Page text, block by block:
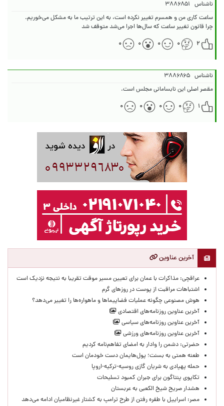
ناشناس ۳۸۸۶۸۵۱
چرا قانون تغییر ساعت که سال‌ها اجرا می‌شد متوقف شد
۲
۰ ۰ ۰ ۰
ناشناس ۳۸۸۶۸۶۵
مقصر اصلی این نابسامانی مجلس است.
۱
۰ ۰ ۰ ۰
آخرین عناوین
عراقچی: مذاکرات با عمان برای تعیین مسیر موقت تقریبا به نتیجه نزدیک است
اشتباهات مراقبت از پوست در روزهای گرم
هوش مصنوعی چگونه عملیات فضاپیماها و ماهواره‌ها را تغییر می‌دهد؟
آخرین عناوین روزنامه‌های اقتصادی
آخرین عناوین روزنامه‌های سیاسی
آخرین عناوین روزنامه‌های ورزشی
حضرتی: دشمن را وادار به امضای تفاهم‌نامه کردیم
طعنه همتی به بسنت؛ پول‌هایمان دست خودمان است
حمله پهپادی به شریان گازی روسیه-ترکیه-اروپا
تکاپوی پنتاگون برای جبران کمبود تسلیحات
هشدار صریح شیخ الکعبی به عربستان
مصر: اسراییل با طفره رفتن از طرح ترامپ به کشتار غیرنظامیان ادامه می‌دهد